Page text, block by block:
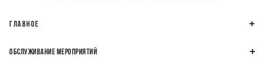
ГЛАВНОЕ
ОБСЛУЖИВАНИЕ МЕРОПРИЯТИЙ